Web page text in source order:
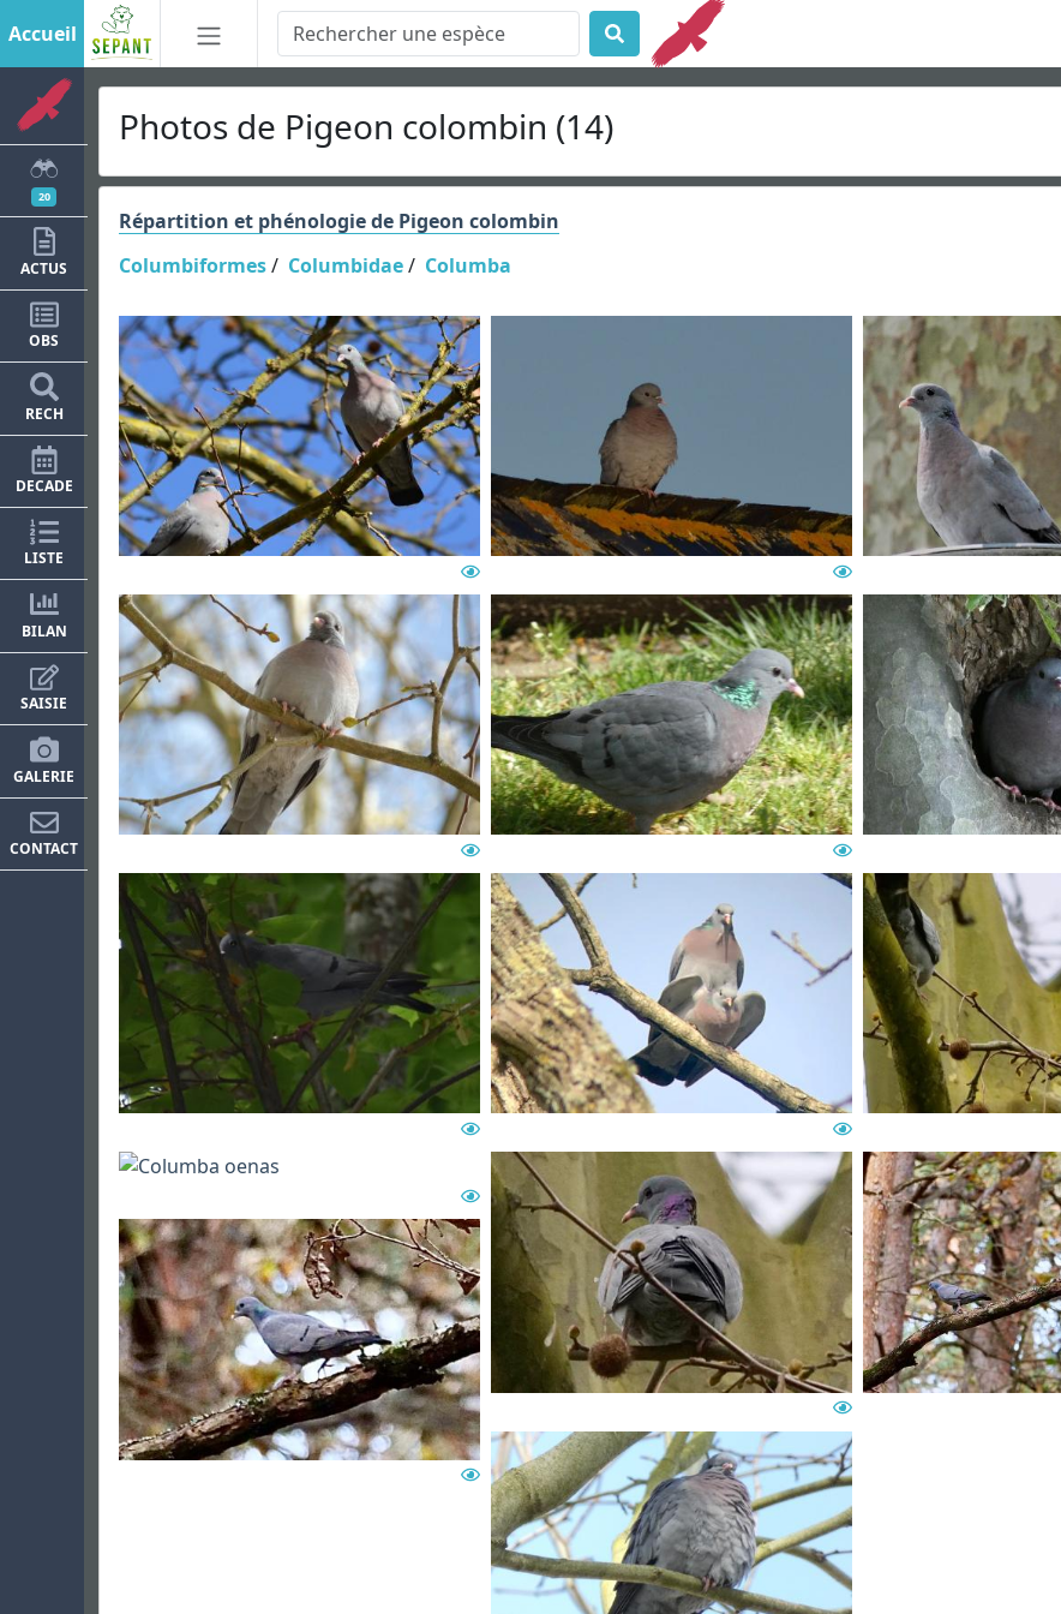
Accueil
20
ACTUS
OBS
RECH
DECADE
LISTE
BILAN
SAISIE
GALERIE
CONTACT
Photos de Pigeon colombin (14)
Répartition et phénologie de Pigeon colombin
Columbiformes/ Columbidae/ Columba